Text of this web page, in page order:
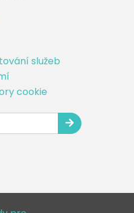
služeb
cookie